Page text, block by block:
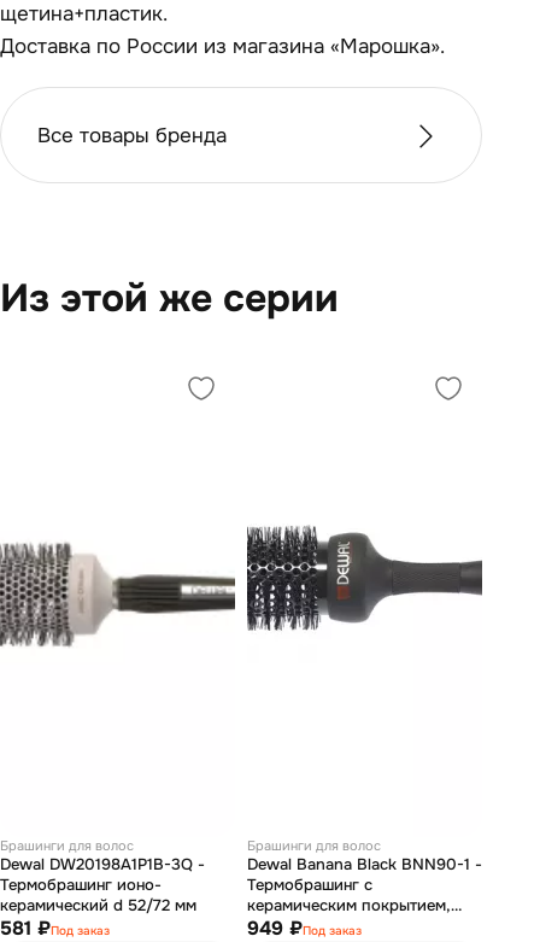
щетина+пластик.
Доставка по России из магазина «Марошка».
Все товары бренда
Из этой же серии
Брашинги для волос
Dewal DW20198A1P1B-3Q -
Термобрашинг ионо-
керамический d 52/72 мм
581 ₽Под заказ
Брашинги для волос
Dewal Banana Black BNN90-1 -
Термобрашинг с
керамическим покрытием,
нейлоновая щетина, 43*58 мм
949 ₽Под заказ